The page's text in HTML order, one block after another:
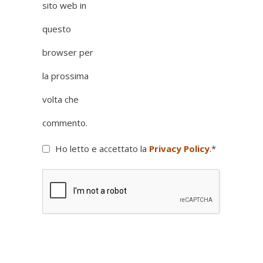
sito web in
questo
browser per
la prossima
volta che
commento.
Ho letto e accettato la Privacy Policy.*